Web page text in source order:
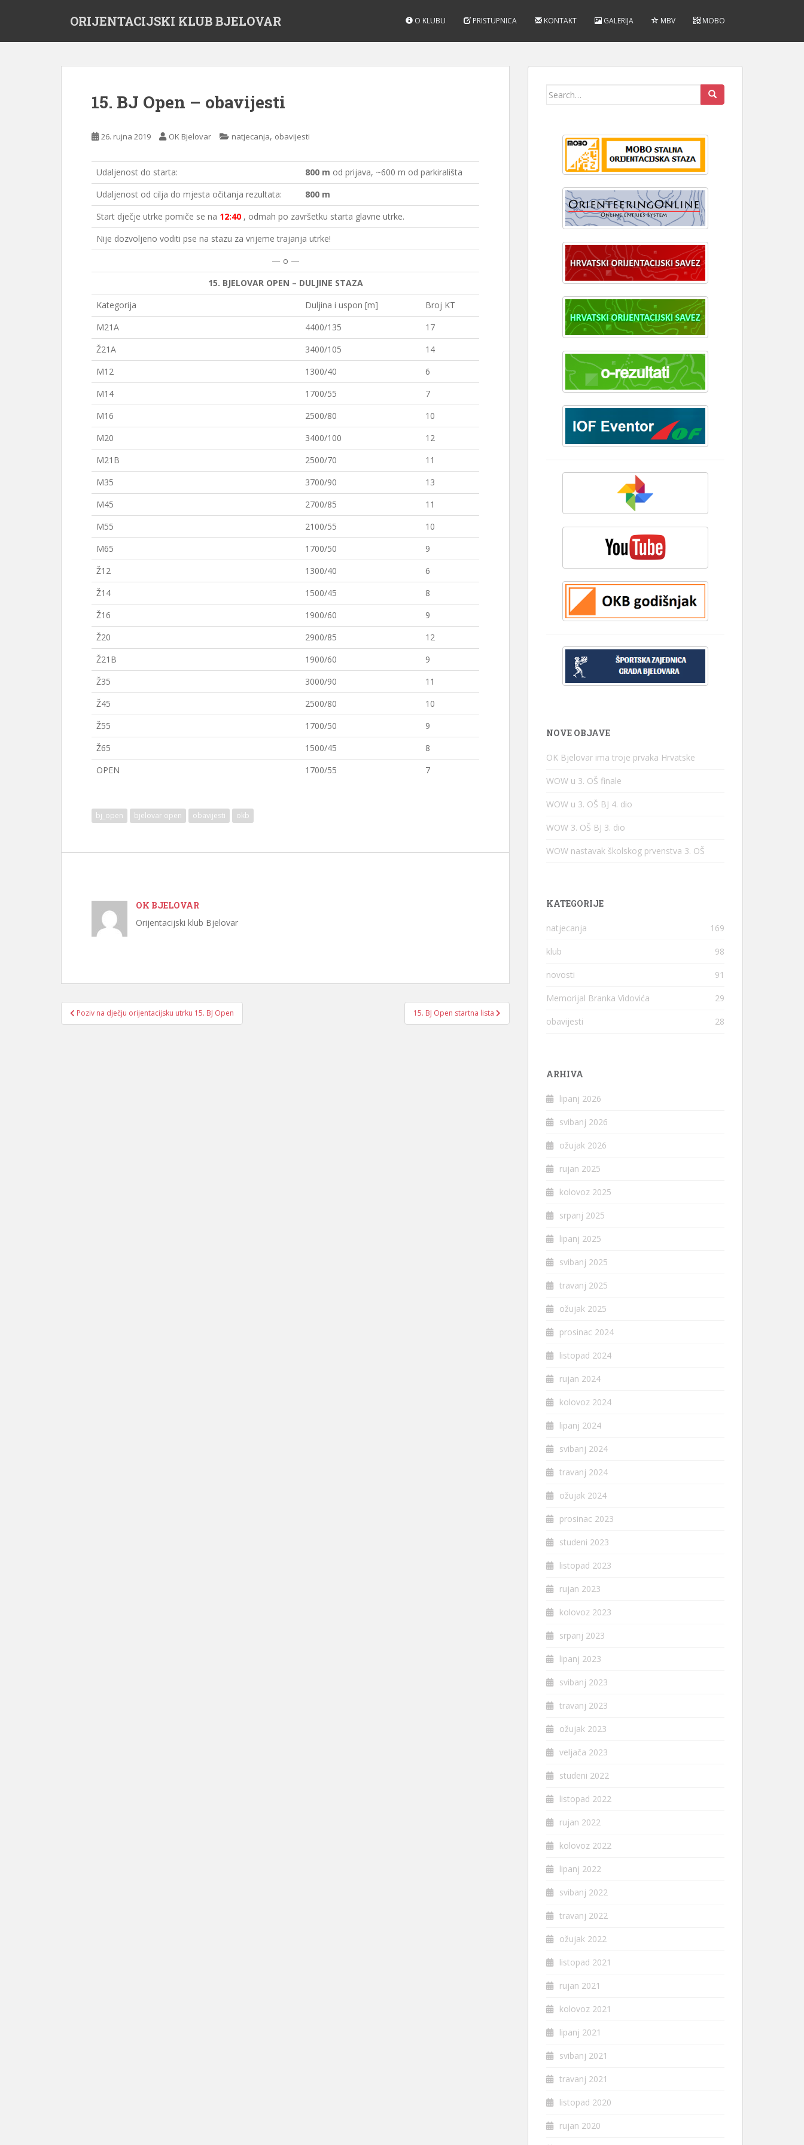
ORIJENTACIJSKI KLUB BJELOVAR O KLUBU PRISTUPNICA KONTAKT GALERIJA MBV MOBO
15. BJ Open – obavijesti
26. rujna 2019 OK Bjelovar natjecanja, obavijesti
Udaljenost do starta: 800 m od prijava, ~600 m od parkirališta
Udaljenost od cilja do mjesta očitanja rezultata:
800 m
Start dječje utrke pomiče se na 12:40 , odmah po završetku starta glavne utrke.
Nije dozvoljeno voditi pse na stazu za vrijeme trajanja utrke!
— o —
15. BJELOVAR OPEN – DULJINE STAZA
Kategorija
Duljina i uspon [m]
Broj KT
M21A
4400/135
17
Ž21A
3400/105
14
M12
1300/40
6
M14
1700/55
7
M16
2500/80
10
M20
3400/100
12
M21B
2500/70
11
M35
3700/90
13
M45
2700/85
11
M55
2100/55
10
M65
1700/50
9
Ž12
1300/40
6
Ž14
1500/45
8
Ž16
1900/60
9
Ž20
2900/85
12
Ž21B
1900/60
9
Ž35
3000/90
11
Ž45
2500/80
10
Ž55
1700/50
9
Ž65
1500/45
8
OPEN
1700/55 7
bj_open bjelovar open obavijesti okb
OK BJELOVAR
Orijentacijski klub Bjelovar
Navigacija
objava
Poziv na dječju orijentacijsku utrku 15. BJ Open 15. BJ Open startna lista
Search
NOVE OBJAVE
OK Bjelovar ima troje prvaka Hrvatske
WOW u 3. OŠ finale
WOW u 3. OŠ BJ 4. dio
WOW 3. OŠ BJ 3. dio
WOW nastavak školskog prvenstva 3. OŠ
KATEGORIJE
natjecanja 169
klub 98
novosti 91
Memorijal Branka Vidovića 29
obavijesti 28
ARHIVA
lipanj 2026
svibanj 2026
ožujak 2026
rujan 2025
kolovoz 2025
srpanj 2025
lipanj 2025
svibanj 2025
travanj 2025
ožujak 2025
prosinac 2024
listopad 2024
rujan 2024
kolovoz 2024
lipanj 2024
svibanj 2024
travanj 2024
ožujak 2024
prosinac 2023
studeni 2023
listopad 2023
rujan 2023
kolovoz 2023
srpanj 2023
lipanj 2023
svibanj 2023
travanj 2023
ožujak 2023
veljača 2023
studeni 2022
listopad 2022
rujan 2022
kolovoz 2022
lipanj 2022
svibanj 2022
travanj 2022
ožujak 2022
listopad 2021
rujan 2021
kolovoz 2021
lipanj 2021
svibanj 2021
travanj 2021
listopad 2020
rujan 2020